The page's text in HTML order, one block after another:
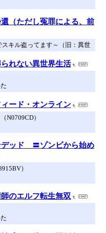
（ただし冤罪による、前
キル盗ってます～（旧：異世
れない異世界生活
ード・オンライン
N0709CD）
デッド 〓ゾンビから始め
）
のエルフ転生無双